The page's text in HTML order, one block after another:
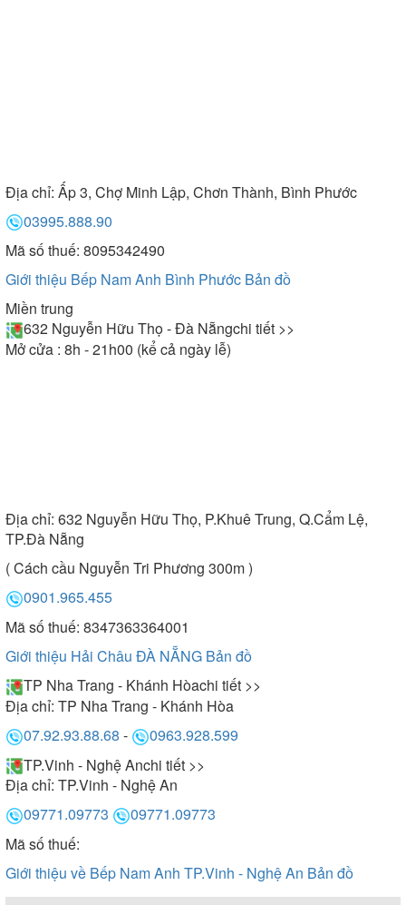
Địa chỉ: Ấp 3, Chợ Minh Lập, Chơn Thành, Bình Phước
03995.888.90
Mã số thuế: 8095342490
Giới thiệu Bếp Nam Anh Bình Phước Bản đồ
Miền trung
632 Nguyễn Hữu Thọ - Đà Nẵngchi tiết >>
Mở cửa : 8h - 21h00 (kể cả ngày lễ)
Địa chỉ: 632 Nguyễn Hữu Thọ, P.Khuê Trung, Q.Cẩm Lệ,
TP.Đà Nẵng
( Cách cầu Nguyễn Tri Phương 300m )
0901.965.455
Mã số thuế: 8347363364001
Giới thiệu Hải Châu ĐÀ NẴNG Bản đồ
TP Nha Trang - Khánh Hòachi tiết >>
Địa chỉ: TP Nha Trang - Khánh Hòa
07.92.93.88.68 -
0963.928.599
TP.Vinh - Nghệ Anchi tiết >>
Địa chỉ: TP.Vinh - Nghệ An
09771.09773
09771.09773
Mã số thuế:
Giới thiệu về Bếp Nam Anh TP.Vinh - Nghệ An Bản đồ